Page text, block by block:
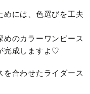
めには、色選びを工夫
めのカラーワンピース
完成しますよ♡
を合わせたライダース